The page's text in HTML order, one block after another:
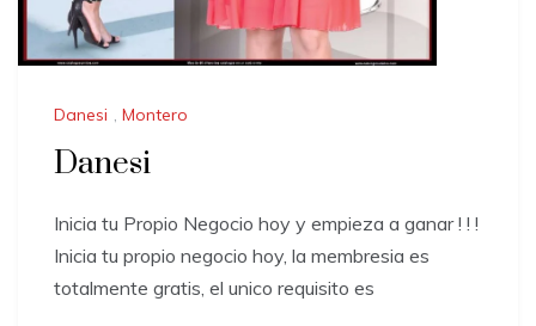
Danesi , Montero
Danesi
Inicia tu Propio Negocio hoy y empieza a ganar ! ! !
Inicia tu propio negocio hoy, la membresia es
totalmente gratis, el unico requisito es